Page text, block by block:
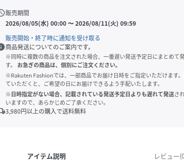
販売期間
2026/08/05(水) 00:00〜2026/08/11(火) 09:59
販売開始・終了時に通知を受け取る
商品発送についてのご案内です。
※同時に複数の商品を注文された場合、一番遅い発送予定日にまとめて
す。
お急ぎの商品は、個別にご注文ください。
※Rakuten Fashionでは、一部商品でお届け日時をご指定いただけます
ていただくと、ご希望の日にお届けできるよう手配いたします。
※日時指定がない場合、記載されている発送予定日よりも遅れて発送さ
いますので、あらかじめご了承ください。
3,980円以上の購入で送料無料
アイテム説明 レビュー